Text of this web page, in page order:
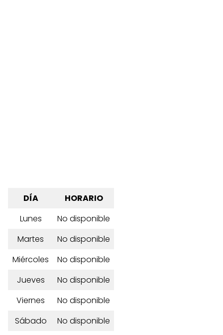
DÍA
HORARIO
Lunes
No disponible
Martes
No disponible
Miércoles
No disponible
Jueves
No disponible
Viernes
No disponible
Sábado
No disponible